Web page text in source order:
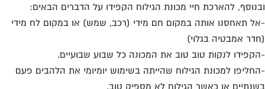
את מסיר האבנית המתאים עם מים , מפעיים את המשאבה
ומכניסים למיכל המים של המכונה הפועלת שתי כוסות
לאחר סיום הפעולה מרוקנים את מיכל המים ושוטפים
במי ברז. כדאי גם להפעיל את המכונה כשבמיכל מי ברז כדי
את הצינורות.